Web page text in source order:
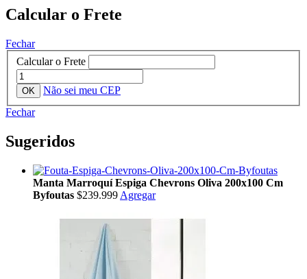
Calcular o Frete
Fechar
Calcular o Frete
Não sei meu CEP
Fechar
Sugeridos
Manta Marroquí Espiga Chevrons Oliva 200x100 Cm
Byfoutas $239.999 Agregar